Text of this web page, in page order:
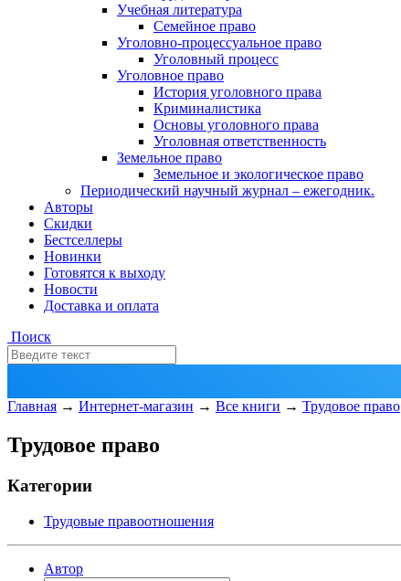
Учебная литература
Семейное право
Уголовно-процессуальное право
Уголовный процесс
Уголовное право
История уголовного права
Криминалистика
Основы уголовного права
Уголовная ответственность
Земельное право
Земельное и экологическое право
Периодический научный журнал – ежегодник.
Авторы
Скидки
Бестселлеры
Новинки
Готовятся к выходу
Новости
Доставка и оплата
Поиск
Главная → Интернет-магазин → Все книги → Трудовое право
Трудовое право
Категории
Трудовые правоотношения
Автор